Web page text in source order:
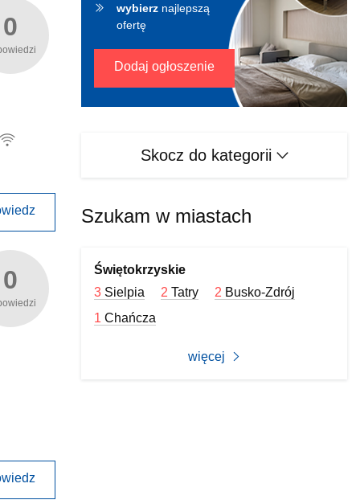
0
0
wybierz najlepszą
ofertę
Dodaj ogłoszenie
Skocz do kategorii
Szukam w miastach
Świętokrzyskie
3 Sielpia 2Tatry 2 Busko-Zdrój
1Chańcza
więcej